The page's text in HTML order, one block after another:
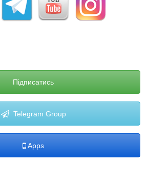
Підписатись
Telegram Group
Apps